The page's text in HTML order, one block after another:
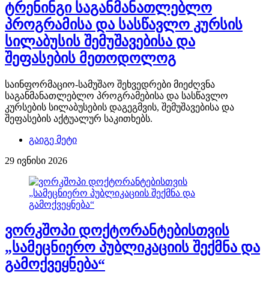
ტრენინგი საგანმანათლებლო
პროგრამისა და სასწავლო კურსის
სილაბუსის შემუშავებისა და
შეფასების მეთოდოლოგ
საინფორმაციო-სამუშაო შეხვედრები მიეძღვნა
საგანმანათლებლო პროგრამებისა და სასწავლო
კურსების სილაბუსების დაგეგმვის, შემუშავებისა და
შეფასების აქტუალურ საკითხებს.
გაიგე მეტი
29 ივნისი 2026
ვორკშოპი დოქტორანტებისთვის
„სამეცნიერო პუბლიკაციის შექმნა და
გამოქვეყნება“